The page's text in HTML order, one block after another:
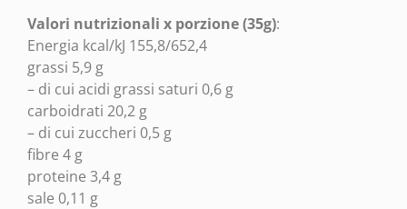
Valori nutrizionali x porzione (35g):
Energia kcal/kJ 155,8/652,4
grassi 5,9 g
– di cui acidi grassi saturi 0,6 g
carboidrati 20,2 g
– di cui zuccheri 0,5 g
fibre 4 g
proteine 3,4 g
sale 0,11 g